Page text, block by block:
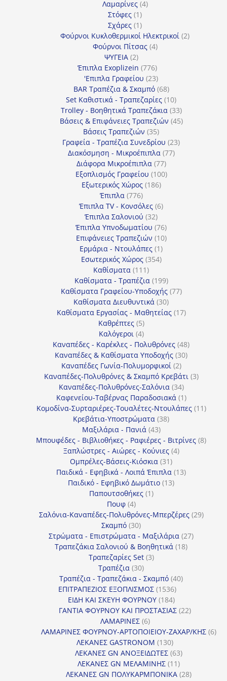
Λαμαρίνες 44
Στόφες 11
προϊόν
Σχάρες 11
προϊόν
Φούρνοι Κυκλοθερμικοί Ηλεκτρικοί 22
Φούρνοι Πίτσας 44
ΨΥΓΕΙΑ 22
προϊόντα
Έπιπλα Exoplizein 776776
προϊόντα
'Επιπλα Γραφείου 2323
προϊόντα
BAR Τραπέζια & Σκαμπό 6868
προϊόντα
Set Καθιστικά - Τραπεζαρίες 1010
προϊόντα
Trolley - Βοηθητικά Τραπεζάκια 3333
προϊόντα
Βάσεις & Επιφάνειες Τραπεζιών 4545
Βάσεις Τραπεζιών 3535
προϊόντα
Γραφεία - Τραπέζια Συνεδρίου 2323
Διακόσμηση - Μικροέπιπλα 7777
Διάφορα Μικροέπιπλα 7777
προϊόντα
Εξοπλισμός Γραφείου 100100
Εξωτερικός Χώρος 186186
Έπιπλα 776776
προϊόντα
Έπιπλα TV - Κονσόλες 66
Έπιπλα Σαλονιού 3232
προϊόντα
Έπιπλα Υπνοδωματίου 7676
προϊόντα
Επιφάνειες Τραπεζιών 1010
Ερμάρια - Ντουλάπες 11
προϊόν
Εσωτερικός Χώρος 354354
Καθίσματα 111111
προϊόντα
Καθίσματα - Τραπέζια 199199
προϊόντα
Καθίσματα Γραφείου-Υποδοχής 7777
Καθίσματα Διευθυντικά 3030
προϊόντα
Καθίσματα Εργασίας - Μαθητείας 1717
Καθρέπτες 55
προϊόντα
Καλόγεροι 44
προϊόντα
Καναπέδες - Καρέκλες - Πολυθρόνες 4848
προϊόντα
Καναπέδες & Καθίσματα Υποδοχής 3030
Καναπέδες Γωνία-Πολυμορφικοί 22
προϊόντα
Καναπέδες-Πολυθρόνες & Σκαμπό Κρεβάτι 33
Καναπέδες-Πολυθρόνες-Σαλόνια 3434
προϊόντα
Καφενείου-Ταβέρνας Παραδοσιακά 11
προϊόν
Κομοδίνα-Συρταριέρες-Τουαλέτες-Ντουλάπες 1111
Κρεβάτια-Υποστρώματα 3838
Μαξιλάρια - Πανιά 4343
προϊόντα
Μπουφέδες - Βιβλιοθήκες - Ραφιέρες - Βιτρίνες 88
Ξαπλώστρες - Αιώρες - Κούνιες 44
Ομπρέλες-Βάσεις-Κιόσκια 3131
προϊόντα
Παιδικά - Εφηβικά - Λοιπά Έπιπλα 1313
Παιδικό - Εφηβικό Δωμάτιο 1313
Παπουτσοθήκες 11
Πουφ 44
προϊόντα
Σαλόνια-Καναπέδες-Πολυθρόνες-Μπερζέρες 2929
Σκαμπό 3030
προϊόντα
Στρώματα - Επιστρώματα - Μαξιλάρια 2727
Τραπεζάκια Σαλονιού & Βοηθητικά 1818
Τραπεζαρίες Set 33
Τραπέζια 3030
προϊόντα
Τραπέζια - Τραπεζάκια - Σκαμπό 4040
ΕΠΙΤΡΑΠΕΖΙΟΣ ΕΞΟΠΛΙΣΜΟΣ 15361536
προϊόντα
ΕΙΔΗ ΚΑΙ ΣΚΕΥΗ ΦΟΥΡΝΟΥ 184184
προϊόντα
ΓΑΝΤΙΑ ΦΟΥΡΝΟΥ ΚΑΙ ΠΡΟΣΤΑΣΙΑΣ 2222
ΛΑΜΑΡΙΝΕΣ 66
προϊόντα
ΛΑΜΑΡΙΝΕΣ ΦΟΥΡΝΟΥ-ΑΡΤΟΠΟΙΕΙΟΥ-ΖΑΧΑΡ/ΚΗΣ 66
ΛΕΚΑΝΕΣ GASTRONOM 130130
προϊόντα
ΛΕΚΑΝΕΣ GN ΑΝΟΞΕΙΔΩΤΕΣ 6363
ΛΕΚΑΝΕΣ GN ΜΕΛΑΜΙΝΗΣ 1111
προϊόντα
ΛΕΚΑΝΕΣ GN ΠΟΛΥΚΑΡΜΠΟΝΙΚΑ 2828